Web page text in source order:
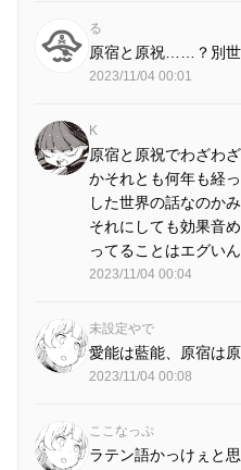
る
原宿と原祝……？別世
2023/11/04 00:01
K
原宿と原祝でわざわ
かそれとも何年も経
した世界の話なのか
それにしても効果音
ってることはエグい
2023/11/04 00:04
未設定やで
愛能は藍能、原宿は
2023/11/04 00:08
ここなっぷ
ラテン語かっけぇと